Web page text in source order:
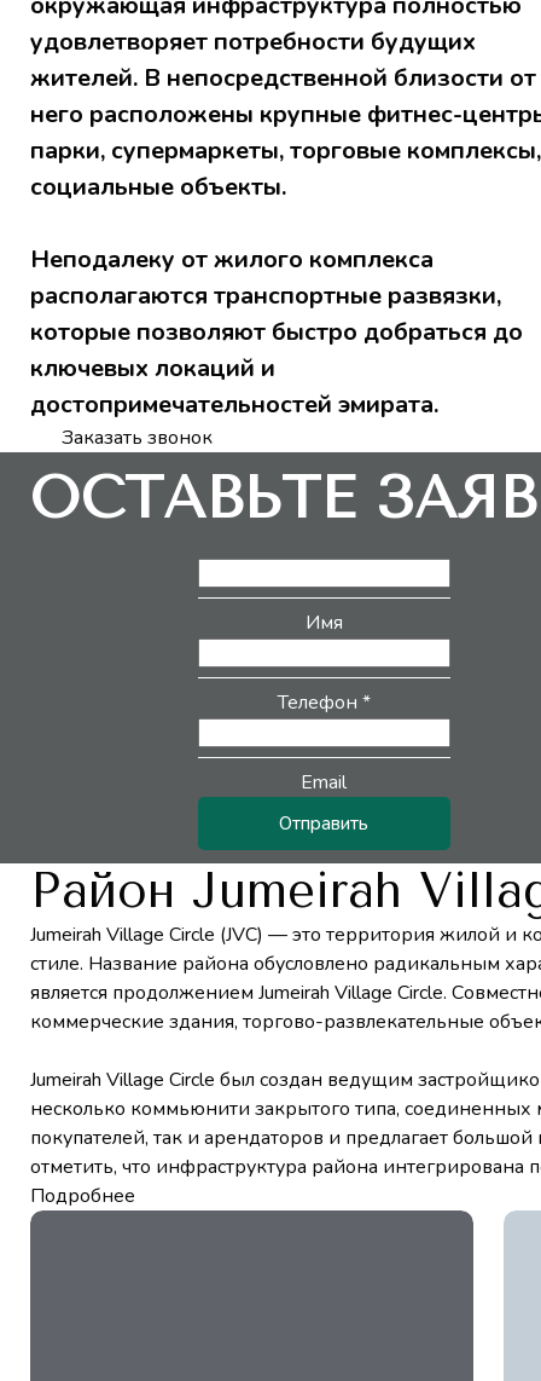
удовлетворяет потребности будущих
жителей. В непосредственной близости от
него расположены крупные фитнес-
парки, супермаркеты, торговые комплексы,
социальные объекты.
Неподалеку от жилого комплекса
располагаются транспортные развязки,
которые позволяют быстро добраться до
ключевых локаций и
достопримечательностей эмирата.
Заказать звонок
ОСТАВЬТЕ
Имя
Телефон *
Email
Отправить
Район Jumeirah
Jumeirah Village Circle (JVC) — это территория жилой и
стиле. Название района обусловлено радикальным
является продолжением Jumeirah Village Circle.
коммерческие здания, торгово-развлекательные
Jumeirah Village Circle был создан ведущим
несколько коммьюнити закрытого типа,
покупателей, так и арендаторов и предлагает
отметить, что инфраструктура района
Подробнее